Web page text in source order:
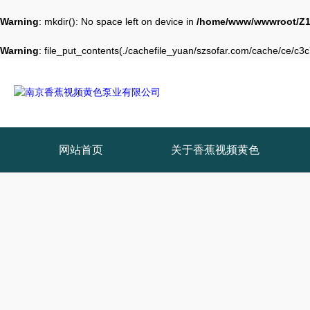
Warning: mkdir(): No space left on device in /home/www/wwwroot/
Warning: file_put_contents(./cachefile_yuan/szsofar.com/cache/ce/
网站首页 关于香蕉视频黄色